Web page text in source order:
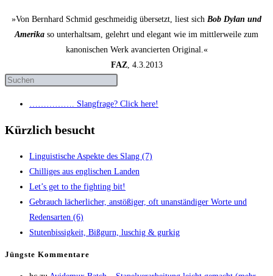
»Von Bernhard Schmid geschmeidig übersetzt, liest sich Bob Dylan und
Amerika so unterhaltsam, gelehrt und elegant wie im mittlerweile zum
kanonischen Werk avancierten Original.«
FAZ, 4.3.2013
……………. Slang­fra­ge? Click here!
Kürzlich besucht
Lin­gu­is­ti­sche Aspek­te des Slang (7)
Chil­li­ges aus eng­li­schen Landen
Let’s get to the fight­ing bit!
Gebrauch lächer­li­cher, anstö­ßi­ger, oft unan­stän­di­ger Wor­te und
Redens­ar­ten (6)
Stu­ten­bis­sig­keit, Biß­gurn, luschig & gurkig
Jüngs­te Kommentare